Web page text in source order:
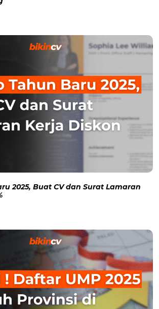
2025, Buat CV dan Surat Lamaran